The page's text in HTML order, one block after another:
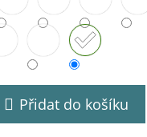
Přidat do košíku